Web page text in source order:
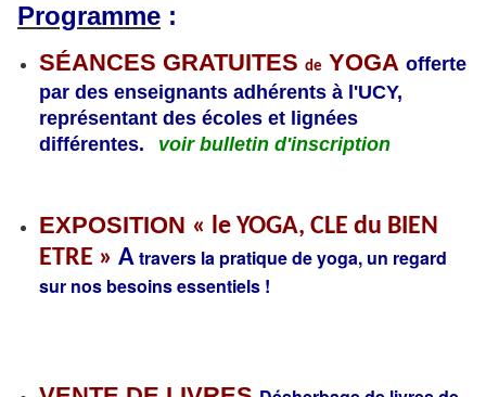
Programme :
SÉANCES GRATUITES de YOGA offerte
par des enseignants adhérents à l'UCY,
représentant des écoles et lignées
différentes.
voir bulletin d'inscription
EXPOSITION « le YOGA, CLE du BIEN
ETRE » Atravers la pratique de yoga, un regard
sur nos besoins essentiels !